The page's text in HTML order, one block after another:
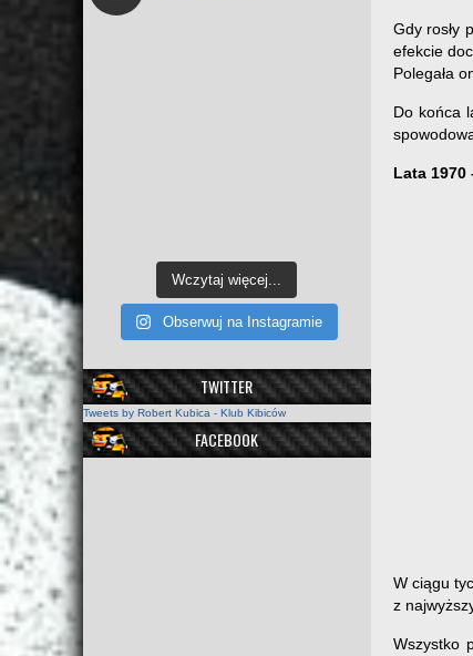
Wczytaj więcej...
Obserwuj na Instagramie
TWITTER
Tweets by Robert Kubica - Klub Kibiców
FACEBOOK
Gdy rosły
efekcie
Polegała
Do końca
Lata 1970
W ciągu
z
Wszystko